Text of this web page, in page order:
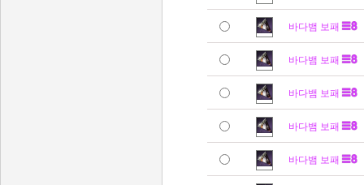
바다뱀 보패
바다뱀 보패
바다뱀 보패
바다뱀 보패
바다뱀 보패